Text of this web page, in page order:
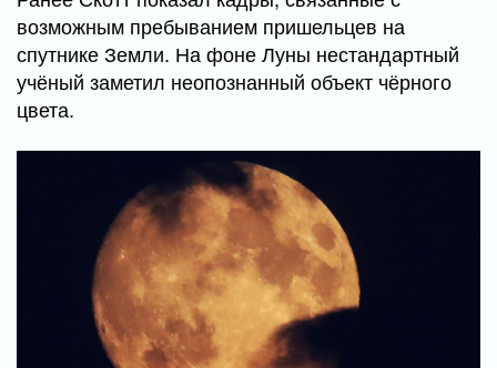
возможным пребыванием пришельцев на
спутнике Земли. На фоне Луны нестандартный
учёный заметил неопознанный объект чёрного
цвета.